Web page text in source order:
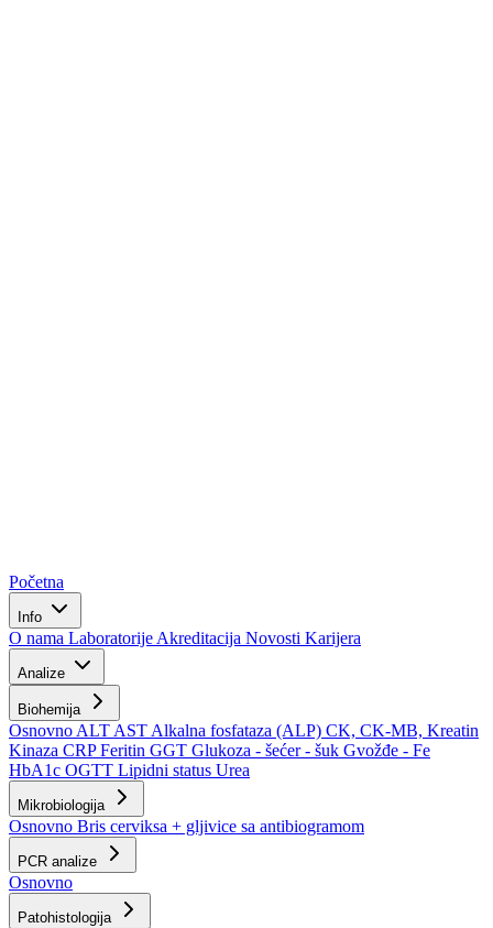
Početna
Info
O nama Laboratorije Akreditacija Novosti Karijera
Analize
Biohemija
Osnovno ALT AST Alkalna fosfataza (ALP) CK, CK-MB, Kreatin
Kinaza CRPFeritin GGT Glukoza - šećer - šuk Gvožđe - Fe
HbA1c OGTT Lipidni status Urea
Mikrobiologija
Osnovno Bris cerviksa + gljivice sa antibiogramom
PCR analize
Osnovno
Patohistologija